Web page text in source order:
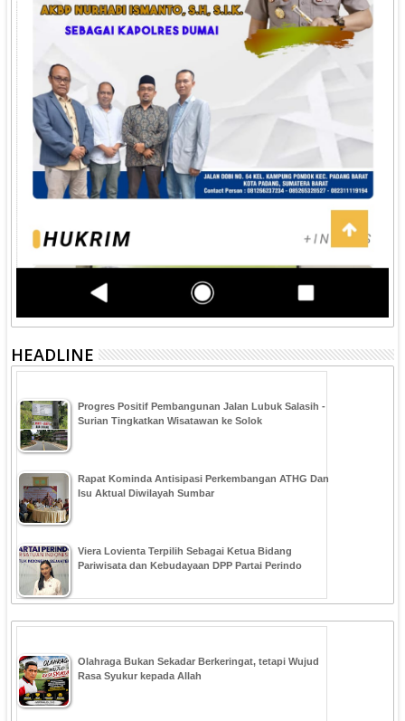
HEADLINE
Progres Positif Pembangunan Jalan Lubuk Salasih -
Surian Tingkatkan Wisatawan ke Solok
Rapat Kominda Antisipasi Perkembangan ATHG Dan
Isu Aktual Diwilayah Sumbar
Viera Lovienta Terpilih Sebagai Ketua Bidang
Pariwisata dan Kebudayaan DPP Partai Perindo
Olahraga Bukan Sekadar Berkeringat, tetapi Wujud
Rasa Syukur kepada Allah